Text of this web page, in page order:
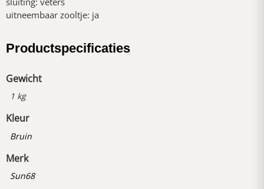
uitneembaar zooltje: ja
Productspecificaties
Gewicht
1 kg
Kleur
Bruin
Merk
Sun68